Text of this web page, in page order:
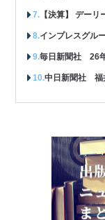
【決算】 デー
インプレスグル
毎日新聞社 26
中日新聞社 福